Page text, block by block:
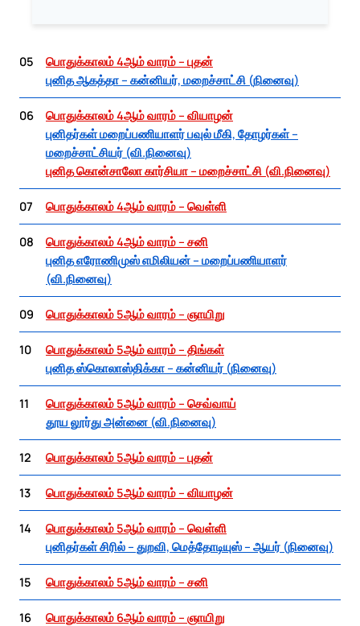
05
பொதுக்காலம் 4ஆம் வாரம் – புதன்
புனித ஆகத்தா – கன்னியர், மறைச்சாட்சி (நினைவு)
06
பொதுக்காலம் 4ஆம் வாரம் – வியாழன்
புனிதர்கள் மறைப்பணியாளர் பவுல் மீகி, தோழர்கள் –
மறைச்சாட்சியர் (வி.நினைவு)
புனித கொன்சாலோ கார்சியா – மறைச்சாட்சி (வி.நினைவு)
07 பொதுக்காலம் 4ஆம் வாரம் – வெள்ளி
08
பொதுக்காலம் 4ஆம் வாரம் – சனி
புனித எரோணிமுஸ் எமிலியன் – மறைப்பணியாளர்
(வி.நினைவு)
09 பொதுக்காலம் 5ஆம் வாரம் – ஞாயிறு
10
பொதுக்காலம் 5ஆம் வாரம் – திங்கள்
புனித ஸ்கொலாஸ்திக்கா – கன்னியர் (நினைவு)
11
பொதுக்காலம் 5ஆம் வாரம் – செவ்வாய்
தூய லூர்து அன்னை (வி.நினைவு)
12 பொதுக்காலம் 5ஆம் வாரம் – புதன்
13 பொதுக்காலம் 5ஆம் வாரம் – வியாழன்
14
பொதுக்காலம் 5ஆம் வாரம் – வெள்ளி
புனிதர்கள் சிரில் – துறவி, மெத்தோடியுஸ் – ஆயர் (நினைவு)
15 பொதுக்காலம் 5ஆம் வாரம் – சனி
16 பொதுக்காலம் 6ஆம் வாரம் – ஞாயிறு